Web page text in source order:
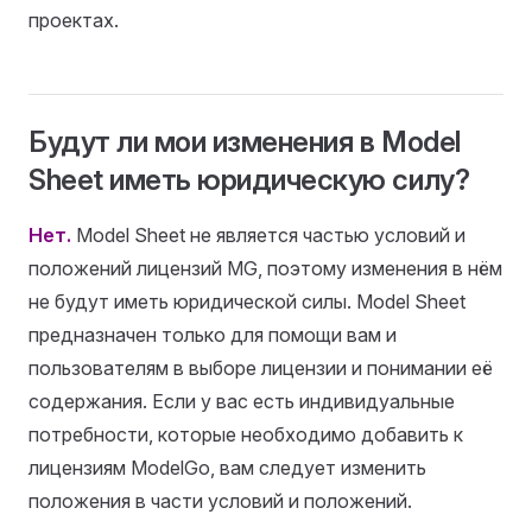
проектах.
Будут ли мои изменения в Model
Sheet иметь юридическую силу?
Нет. Model Sheet не является частью условий и
положений лицензий MG, поэтому изменения в нём
не будут иметь юридической силы. Model Sheet
предназначен только для помощи вам и
пользователям в выборе лицензии и понимании её
содержания. Если у вас есть индивидуальные
потребности, которые необходимо добавить к
лицензиям ModelGo, вам следует изменить
положения в части условий и положений.